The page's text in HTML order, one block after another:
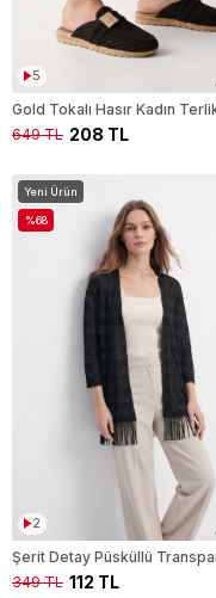
5
208 TL
649 TL
2
112 TL
349 TL
Yeni Ürün
%68